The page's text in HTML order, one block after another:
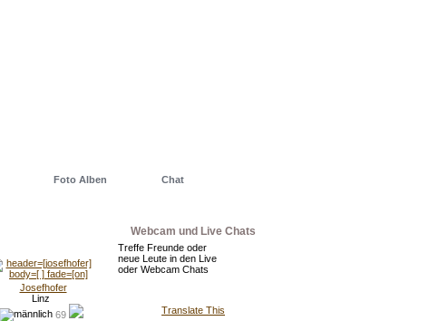
Foto Alben Chat
Josefhofer
Linz
69
Webcam und Live Chats
Treffe Freunde oder
neue Leute in den Live
oder Webcam Chats
Translate This